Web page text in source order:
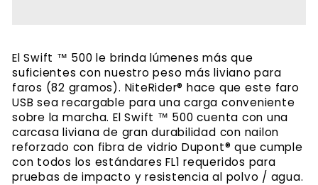
El Swift ™ 500 le brinda lúmenes más que
suficientes con nuestro peso más liviano para
faros (82 gramos). NiteRider® hace que este faro
USB sea recargable para una carga conveniente
sobre la marcha. El Swift ™ 500 cuenta con una
carcasa liviana de gran durabilidad con nailon
reforzado con fibra de vidrio Dupont® que cumple
con todos los estándares FL1 requeridos para
pruebas de impacto y resistencia al polvo / agua.